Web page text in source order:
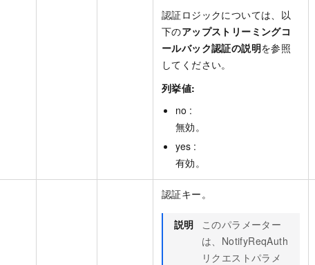
認証ロジックについては、以
下のアップストリーミングコ
ールバック認証の説明を参照
してください。
列挙値:
no :
無効。
yes :
有効。
認証キー。
説明
このパラメーター
は、NotifyReqAuth
リクエストパラメ